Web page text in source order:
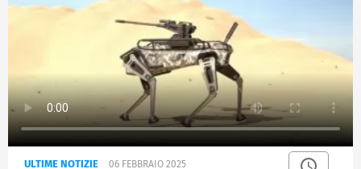
ULTIME NOTIZIE 06 FEBBRAIO 2025